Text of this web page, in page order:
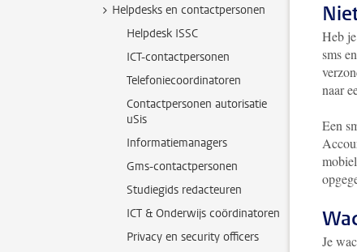
Helpdesks en contactpersonen
Helpdesk ISSC
ICT-contactpersonen
Telefoniecoordinatoren
Contactpersonen autorisatie
uSis
Informatiemanagers
Gms-contactpersonen
Studiegids redacteuren
ICT & Onderwijs coördinatoren
Privacy en security officers
Heb
sms
naar
Een
Je